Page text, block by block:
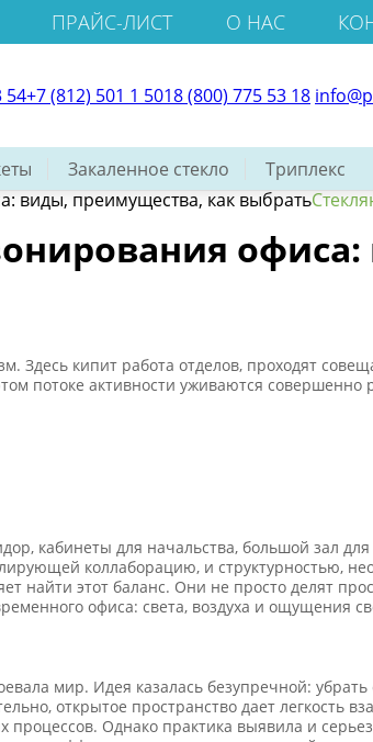
ПРАЙС-ЛИСТ О НАС
54+7 (812) 501 1 5018 (800) 775 53 18
Закаленное стекло Триплекс
виды, преимущества, как выбрать
кипит работа отделов, проходят
потоке активности уживаются совершенно
кабинеты для начальства, большой зал
коллаборацию, и структурностью,
найти этот баланс. Они не просто делят
офиса: света, воздуха и ощущения
мир. Идея казалась безупречной:
открытое пространство дает легкость
Однако практика выявила и